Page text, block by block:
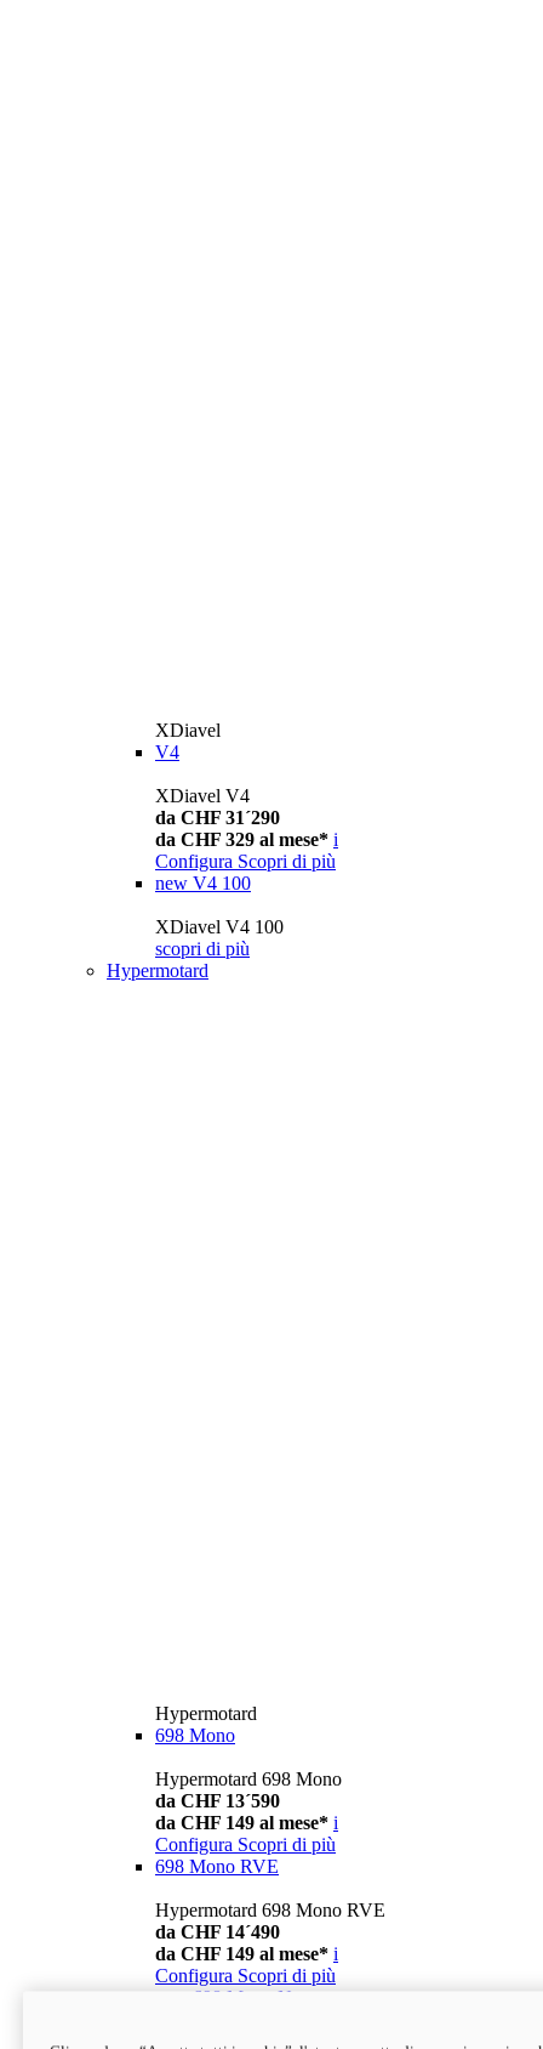
XDiavel
V4
XDiavel V4
da CHF 31´290
da CHF 329 al mese* i
Configura Scopri di più
new V4 100
XDiavel V4 100
scopri di più
Hypermotard
Hypermotard
698 Mono
Hypermotard 698 Mono
da CHF 13´590
da CHF 149 al mese* i
Configura Scopri di più
698 Mono RVE
Hypermotard 698 Mono RVE
da CHF 14´490
da CHF 149 al mese* i
Configura Scopri di più
698 Mono Nera
Hypermotard 698 Mono Nera